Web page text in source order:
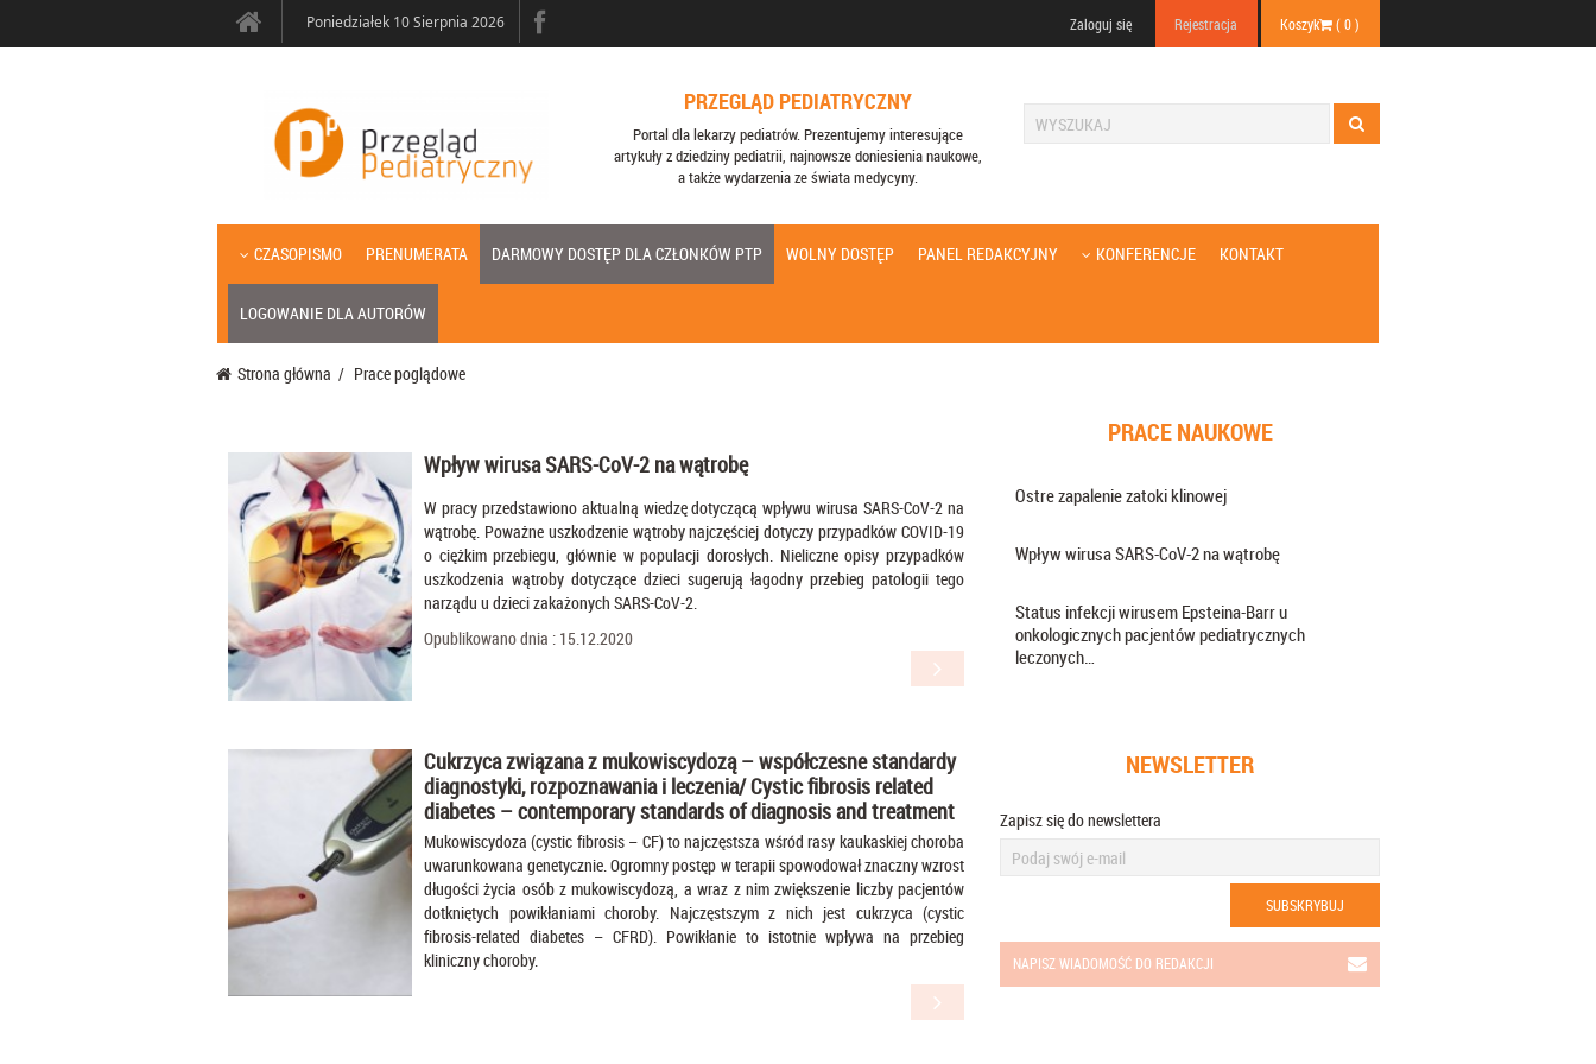
Poniedziałek 10 Sierpnia 2026 Zaloguj się Rejestracja Koszyk (0)
PRZEGLĄD PEDIATRYCZNY
Portal dla lekarzy pediatrów. Prezentujemy interesujące
artykuły z dziedziny pediatrii, najnowsze doniesienia naukowe,
a także wydarzenia ze świata medycyny.
CZASOPISMO PRENUMERATA DARMOWY DOSTĘP DLA CZŁONKÓW PTP WOLNY DOSTĘP PANEL REDAKCYJNY KONFERENCJE KONTAKT
LOGOWANIE DLA AUTORÓW
Strona główna / Prace poglądowe
Wpływ wirusa SARS-CoV-2 na wątrobę
W pracy przedstawiono aktualną wiedzę dotyczącą wpływu wirusa SARS-CoV-2 na
wątrobę. Poważne uszkodzenie wątroby najczęściej dotyczy przypadków COVID-19
o ciężkim przebiegu, głównie w populacji dorosłych. Nieliczne opisy przypadków
uszkodzenia wątroby dotyczące dzieci sugerują łagodny przebieg patologii tego
narządu u dzieci zakażonych SARS-CoV-2.
Opublikowano dnia : 15.12.2020
Cukrzyca związana z mukowiscydozą – współczesne standardy
diagnostyki, rozpoznawania i leczenia/ Cystic fibrosis related
diabetes – contemporary standards of diagnosis and treatment
Mukowiscydoza (cystic fibrosis – CF) to najczęstsza wśród rasy kaukaskiej choroba
uwarunkowana genetycznie. Ogromny postęp w terapii spowodował znaczny wzrost
długości życia osób z mukowiscydozą, a wraz z nim zwiększenie liczby pacjentów
dotkniętych powikłaniami choroby. Najczęstszym z nich jest cukrzyca (cystic
fibrosis-related diabetes – CFRD). Powikłanie to istotnie wpływa na przebieg
kliniczny choroby.
PRACE NAUKOWE
Ostre zapalenie zatoki klinowej
Wpływ wirusa SARS-CoV-2 na wątrobę
Status infekcji wirusem Epsteina-Barr u
onkologicznych pacjentów pediatrycznych
leczonych…
NEWSLETTER
Zapisz się do newslettera
SUBSKRYBUJ
NAPISZ WIADOMOŚĆ DO REDAKCJI